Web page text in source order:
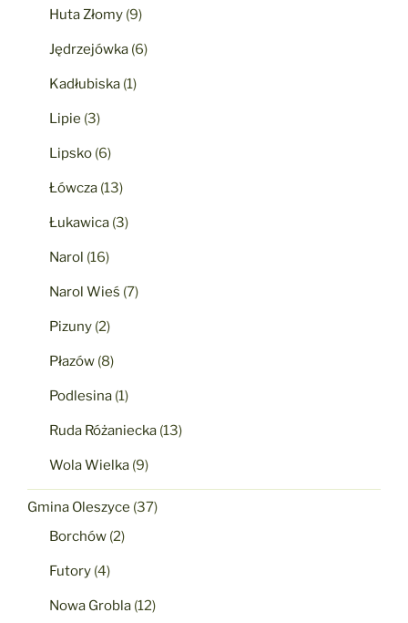
Huta Złomy (9)
Jędrzejówka (6)
Kadłubiska (1)
Lipie (3)
Lipsko (6)
Łówcza (13)
Łukawica (3)
Narol (16)
Narol Wieś (7)
Pizuny (2)
Płazów (8)
Podlesina (1)
Ruda Różaniecka (13)
Wola Wielka (9)
Gmina Oleszyce (37)
Borchów (2)
Futory (4)
Nowa Grobla (12)